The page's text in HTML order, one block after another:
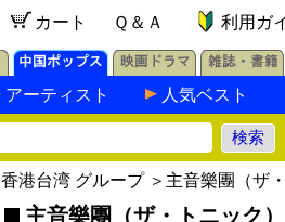
カート Ｑ＆Ａ 利用ガ
アーティスト 人気ベスト
香港台湾 グループ＞主音樂團（ザ・
主音樂團（ザ・トニック